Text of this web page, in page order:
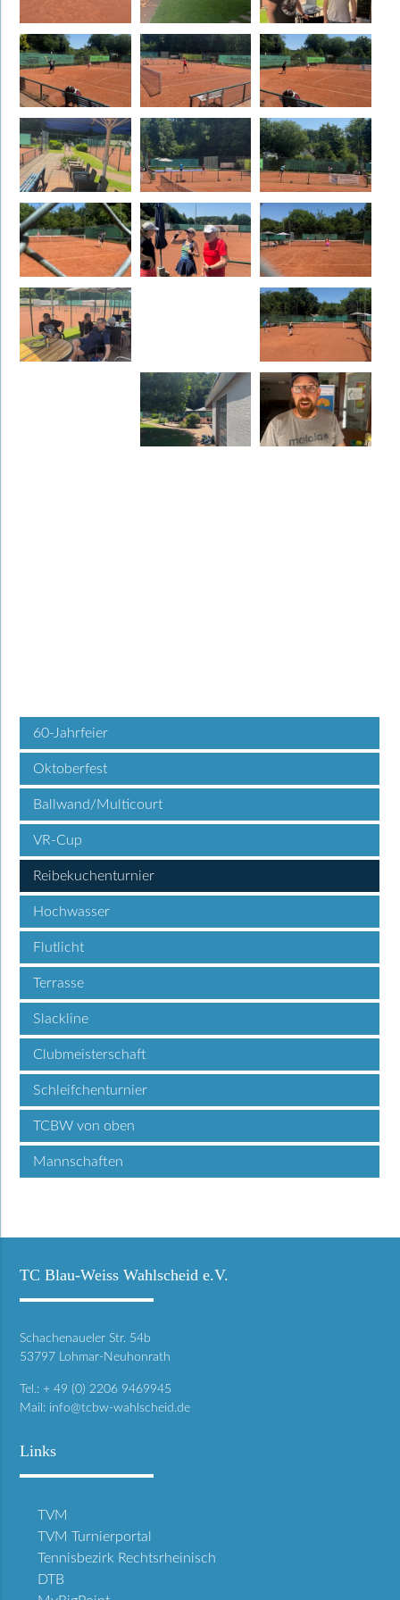
60-Jahrfeier
Oktoberfest
Ballwand/Multicourt
VR-Cup
Reibekuchenturnier
Hochwasser
Flutlicht
Terrasse
Slackline
Clubmeisterschaft
Schleifchenturnier
TCBW von oben
Mannschaften
TC Blau-Weiss Wahlscheid e.V.
Schachenaueler Str. 54b
53797 Lohmar-Neuhonrath
Tel.: + 49 (0) 2206 9469945
Mail: info@tcbw-wahlscheid.de
Links
TVM
TVM Turnierportal
Tennisbezirk Rechtsrheinisch
DTB